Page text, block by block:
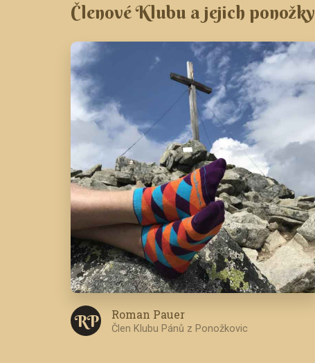
Členové Klubu a jejich ponožky
R P Roman Pauer
Člen Klubu Pánů z Ponožkovic